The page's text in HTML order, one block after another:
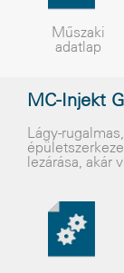
Műszaki
adatlap
MC-Injekt
Lágy-
lezárása, akár